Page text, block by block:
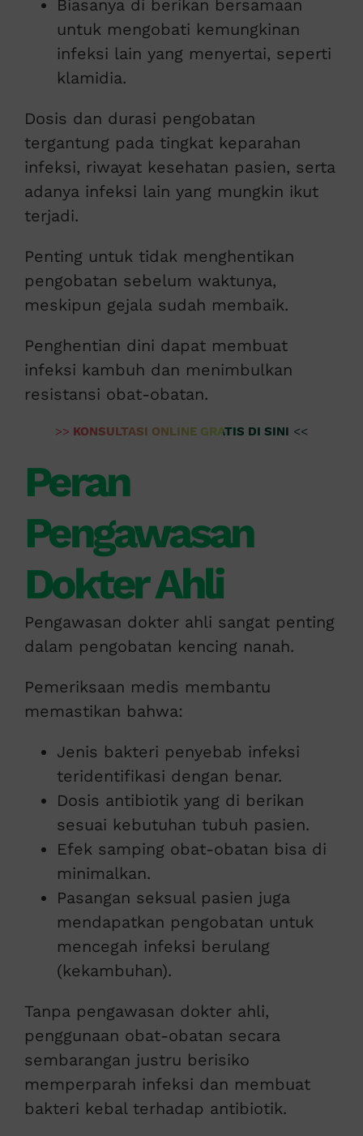
Biasanya di berikan bersamaan
untuk mengobati kemungkinan
infeksi lain yang menyertai, seperti
klamidia.
Dosis dan durasi pengobatan
tergantung pada tingkat keparahan
infeksi, riwayat kesehatan pasien, serta
adanya infeksi lain yang mungkin ikut
terjadi.
Penting untuk tidak menghentikan
pengobatan sebelum waktunya,
meskipun gejala sudah membaik.
Penghentian dini dapat membuat
infeksi kambuh dan menimbulkan
resistansi obat-obatan.
>> KONSULTASI ONLINE GRATIS DI SINI <<
Peran
Pengawasan
Dokter Ahli
Pengawasan dokter ahli sangat penting
dalam pengobatan kencing nanah.
Pemeriksaan medis membantu
memastikan bahwa:
Jenis bakteri penyebab infeksi
teridentifikasi dengan benar.
Dosis antibiotik yang di berikan
sesuai kebutuhan tubuh pasien.
Efek samping obat-obatan bisa di
minimalkan.
Pasangan seksual pasien juga
mendapatkan pengobatan untuk
mencegah infeksi berulang
(kekambuhan).
Tanpa pengawasan dokter ahli,
penggunaan obat-obatan secara
sembarangan justru berisiko
memperparah infeksi dan membuat
bakteri kebal terhadap antibiotik.